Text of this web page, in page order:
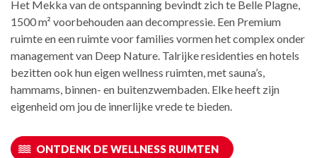
Het Mekka van de ontspanning bevindt zich te Belle Plagne,
1500 m² voorbehouden aan decompressie. Een Premium
ruimte en een ruimte voor families vormen het complex onder
management van Deep Nature. Talrijke residenties en hotels
bezitten ook hun eigen wellness ruimten, met sauna’s,
hammams, binnen- en buitenzwembaden. Elke heeft zijn
eigenheid om jou de innerlijke vrede te bieden.
ONTDENK DE WELLNESS RUIMTEN